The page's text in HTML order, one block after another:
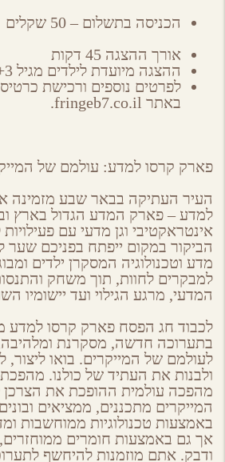
הכניסה בתשלום – 50 שקלים
אורך ההצגה 45 דקות
ההצגה מיועדת לילדים מגיל 3+
באתר fringeb7.co.il.
פארק קרסו למדע: עולמם של
העיר העתיקה בבאר שבע מזמינה
למדע – פארק המדע הגדול בארץ
אינטראקטיבי וגן מדעי עם
הביקור במקום ייפתח בפניכם
מדע וטכנולוגיה המסקרן ילדים
למבקרים לחוות, תוך משחק
המדעי, מרגע הגילוי ועד יישומיו
לכבוד חג הפסח פארק קרסו למדע
בתערוכה חדשה, מסקרנת
לעולמם של המייקרים. בואו ליצור,
ולבנות את העתיד של כולנו.
מהפכה עולמית ההופכת את הצרכן
המייקרים מתכננים, ממציאים
באמצעות טכנולוגיות ממוחשבות
אך גם באמצעות חומרים
ודבק. אתם מוזמנות להיחשף